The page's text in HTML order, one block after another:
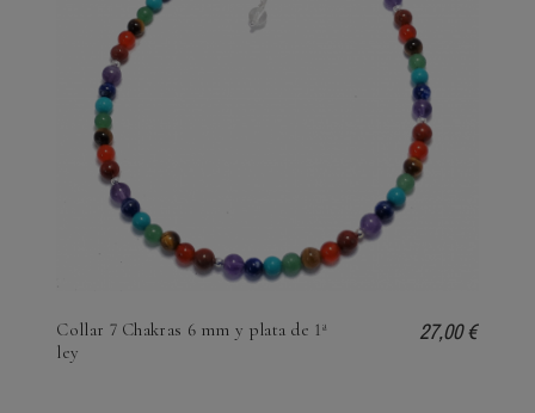
Collar 7 Chakras 6 mm y plata de 1ª
ley
27,00 €